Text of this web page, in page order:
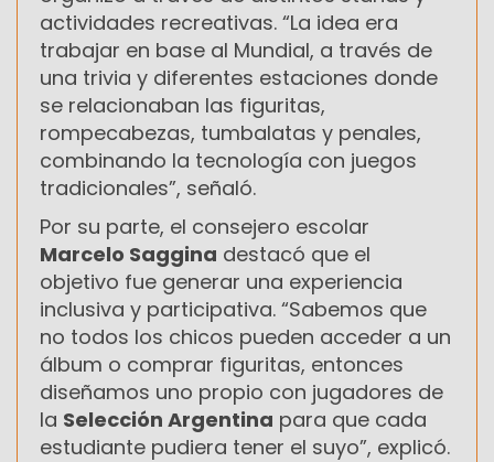
actividades recreativas. “La idea era
trabajar en base al Mundial, a través de
una trivia y diferentes estaciones donde
se relacionaban las figuritas,
rompecabezas, tumbalatas y penales,
combinando la tecnología con juegos
tradicionales”, señaló.
Por su parte, el consejero escolar
Marcelo Saggina destacó que el
objetivo fue generar una experiencia
inclusiva y participativa. “Sabemos que
no todos los chicos pueden acceder a un
álbum o comprar figuritas, entonces
diseñamos uno propio con jugadores de
la Selección Argentina para que cada
estudiante pudiera tener el suyo”, explicó.